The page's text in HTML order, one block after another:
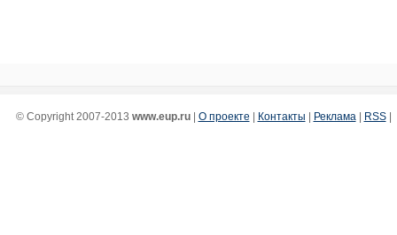
© Copyright 2007-2013 www.eup.ru| О проекте Контакты Реклама| RSS|